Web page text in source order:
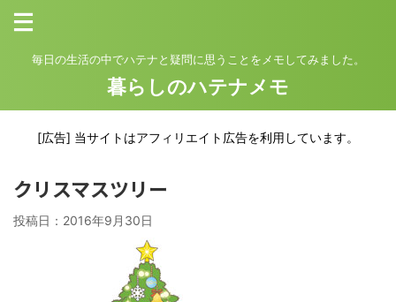
毎日の生活の中でハテナと疑問に思うことをメモしてみました。
暮らしのハテナメモ
[広告] 当サイトはアフィリエイト広告を利用しています。
クリスマスツリー
投稿日： 2016年9月30日